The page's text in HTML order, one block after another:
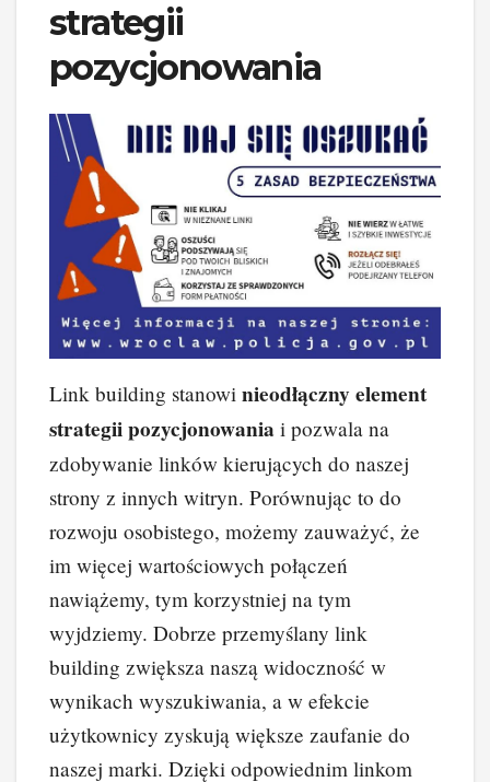
strategii
pozycjonowania
Link building stanowi nieodłączny element
strategii pozycjonowania i pozwala na
zdobywanie linków kierujących do naszej
strony z innych witryn. Porównując to do
rozwoju osobistego, możemy zauważyć, że
im więcej wartościowych połączeń
nawiążemy, tym korzystniej na tym
wyjdziemy. Dobrze przemyślany link
building zwiększa naszą widoczność w
wynikach wyszukiwania, a w efekcie
użytkownicy zyskują większe zaufanie do
naszej marki. Dzięki odpowiednim linkom